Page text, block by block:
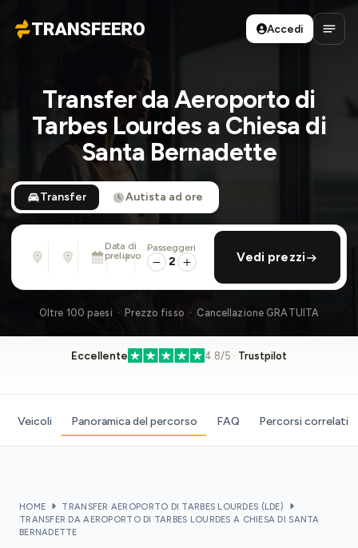
Transfeero
Accedi
Apri
Transfer da Aeroporto di
Tarbes Lourdes a Chiesa di
Santa Bernadette
Transfer Autista ad ore
Indirizzo, aeroporto, albergo, ...
Indirizzo, aeroporto, albergo, ...
Data di
prelievo
Dom 9 Ago · 13:45
aggiungi ritorno
Passeggeri
2 Vedi prezzi
Oltre 100 paesi · Prezzo fisso · Cancellazione GRATUITA
Eccellente 4.8/5 · Trustpilot
Veicoli Panoramica del percorso FAQ Percorsi correlati
HOME
TRANSFER AEROPORTO DI TARBES LOURDES (LDE)
TRANSFER DA AEROPORTO DI TARBES LOURDES A CHIESA DI SANTA
BERNADETTE